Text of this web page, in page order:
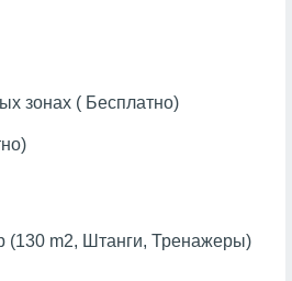
зонах ( Бесплатно)
(130 m2, Штанги, Тренажеры)